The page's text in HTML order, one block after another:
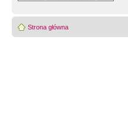
Strona główna